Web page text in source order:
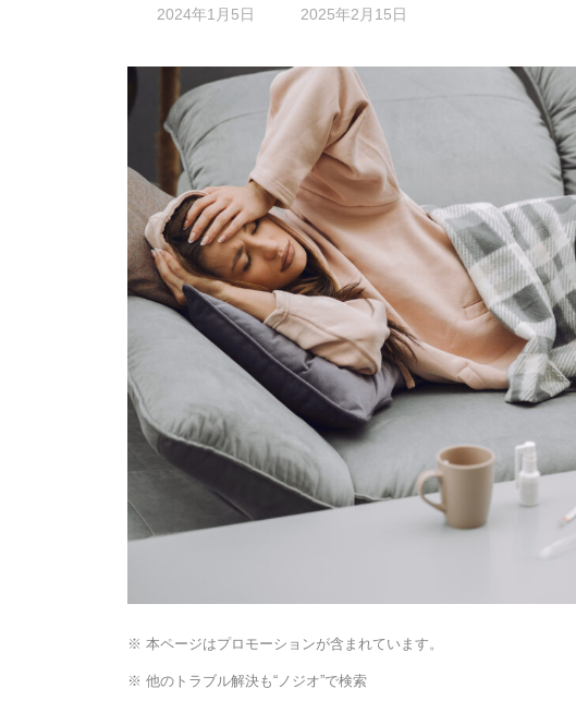
2024年1月5日
最
新
日
2025年2月15日
※ 本ページはプロモーションが含まれています。
※ 他のトラブル解決も“ノジオ”で検索